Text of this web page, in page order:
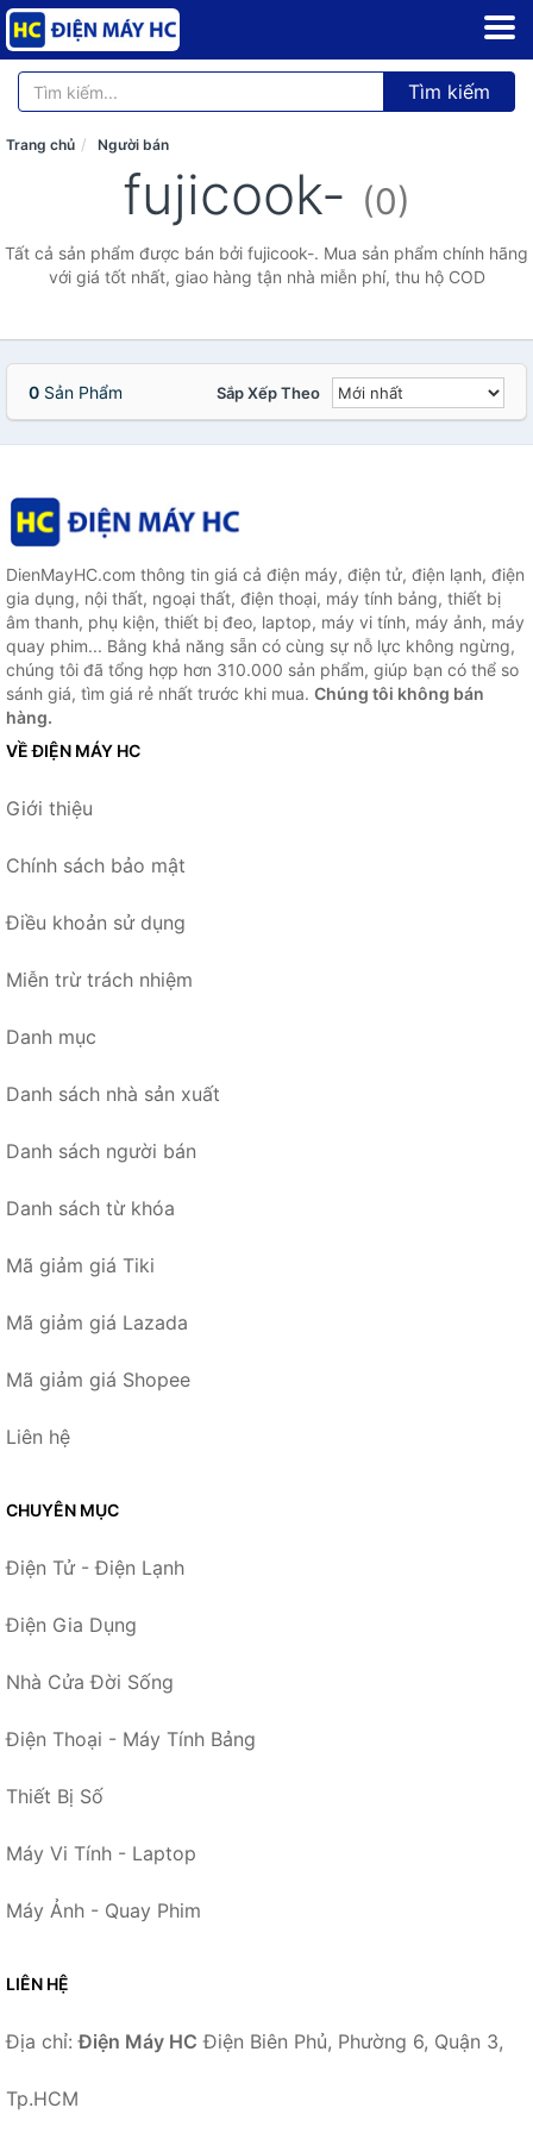
Tìm kiếm
Trang chủ Người bán
fujicook- (0)
Tất cả sản phẩm được bán bởi fujicook-. Mua sản phẩm chính hãng
với giá tốt nhất, giao hàng tận nhà miễn phí, thu hộ COD
0 Sản Phẩm Sắp Xếp Theo
DienMayHC.com thông tin giá cả điện máy, điện tử, điện lạnh, điện
gia dụng, nội thất, ngoại thất, điện thoại, máy tính bảng, thiết bị
âm thanh, phụ kiện, thiết bị đeo, laptop, máy vi tính, máy ảnh, máy
quay phim... Bằng khả năng sẵn có cùng sự nỗ lực không ngừng,
chúng tôi đã tổng hợp hơn 310.000 sản phẩm, giúp bạn có thể so
sánh giá, tìm giá rẻ nhất trước khi mua. Chúng tôi không bán
hàng.
VỀ ĐIỆN MÁY HC
Giới thiệu
Chính sách bảo mật
Điều khoản sử dụng
Miễn trừ trách nhiệm
Danh mục
Danh sách nhà sản xuất
Danh sách người bán
Danh sách từ khóa
Mã giảm giá Tiki
Mã giảm giá Lazada
Mã giảm giá Shopee
Liên hệ
CHUYÊN MỤC
Điện Tử - Điện Lạnh
Điện Gia Dụng
Nhà Cửa Đời Sống
Điện Thoại - Máy Tính Bảng
Thiết Bị Số
Máy Vi Tính - Laptop
Máy Ảnh - Quay Phim
LIÊN HỆ
Địa chỉ:Điện Máy HC Điện Biên Phủ, Phường 6, Quận 3,
Tp.HCM